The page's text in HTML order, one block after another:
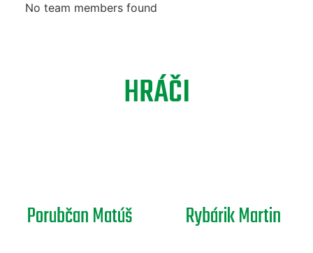
No team members found
HRÁČI
Porubčan Matúš Rybárik Martin